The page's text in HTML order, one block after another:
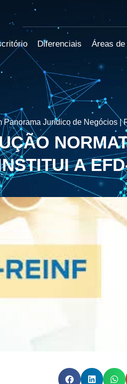
Diferenciais Áreas de
Panorama Jurídico de Negócios |
A